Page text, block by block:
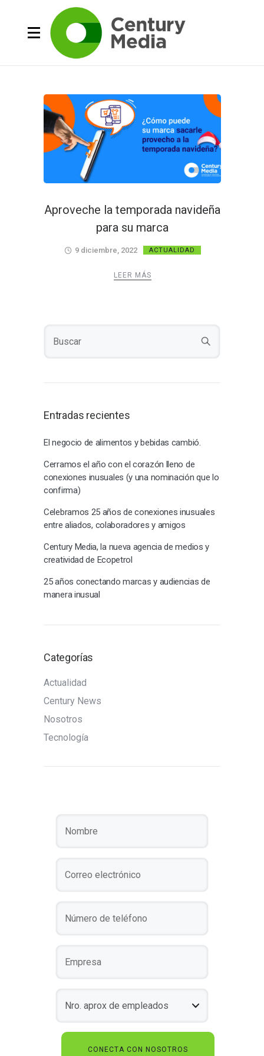
Aproveche la temporada navideña
para su marca
9 diciembre, 2022 ACTUALIDAD
LEER MÁS
Entradas recientes
El negocio de alimentos y bebidas cambió.
Cerramos el año con el corazón lleno de
conexiones inusuales (y una nominación que lo
confirma)
Celebramos 25 años de conexiones inusuales
entre aliados, colaboradores y amigos
Century Media, la nueva agencia de medios y
creatividad de Ecopetrol
25 años conectando marcas y audiencias de
manera inusual
Categorías
Actualidad
Century News
Nosotros
Tecnología